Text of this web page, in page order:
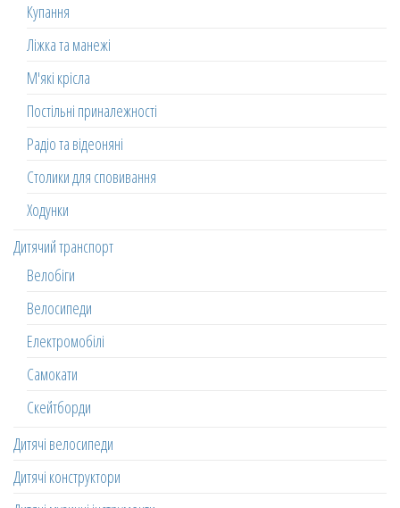
Купання
Ліжка та манежі
М'які крісла
Постільні приналежності
Радіо та відеоняні
Столики для сповивання
Ходунки
Дитячий транспорт
Велобіги
Велосипеди
Електромобілі
Самокати
Скейтборди
Дитячі велосипеди
Дитячі конструктори